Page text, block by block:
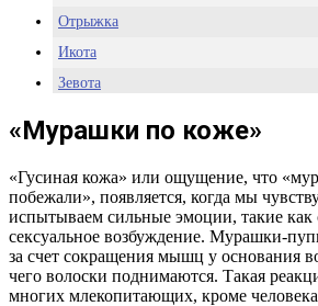
Отрыжка
Икота
Зевота
«Мурашки по коже»
«Гусиная кожа» или ощущение, что
побежали», появляется, когда мы
испытываем сильные эмоции, такие как
сексуальное возбуждение. Мурашки-
за счет сокращения мышц у основания
чего волоски поднимаются. Такая
многих млекопитающих, кроме